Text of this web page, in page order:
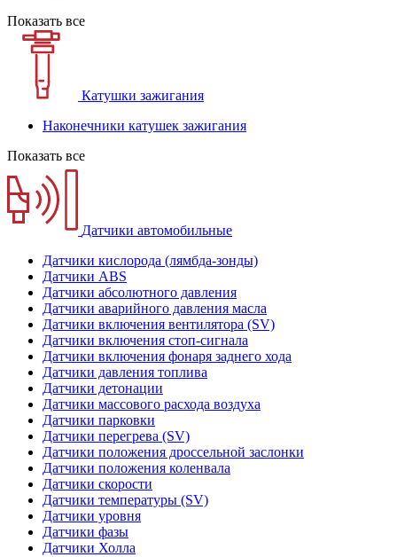
Показать все
Катушки зажигания
Наконечники катушек зажигания
Показать все
Датчики автомобильные
Датчики кислорода (лямбда-зонды)
Датчики ABS
Датчики абсолютного давления
Датчики аварийного давления масла
Датчики включения вентилятора (SV)
Датчики включения стоп-сигнала
Датчики включения фонаря заднего хода
Датчики давления топлива
Датчики детонации
Датчики массового расхода воздуха
Датчики парковки
Датчики перегрева (SV)
Датчики положения дроссельной заслонки
Датчики положения коленвала
Датчики скорости
Датчики температуры (SV)
Датчики уровня
Датчики фазы
Датчики Холла